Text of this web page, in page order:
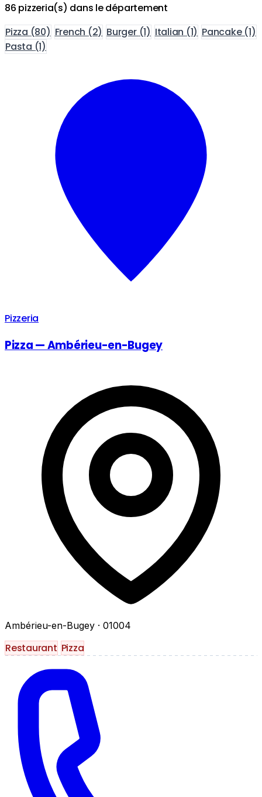
86 pizzeria(s) dans le département
Pizza (80) French (2) Burger (1) Italian (1) Pancake (1)
Pasta (1)
Pizzeria
Pizza — Ambérieu-en-Bugey
Ambérieu-en-Bugey · 01004
Restaurant Pizza